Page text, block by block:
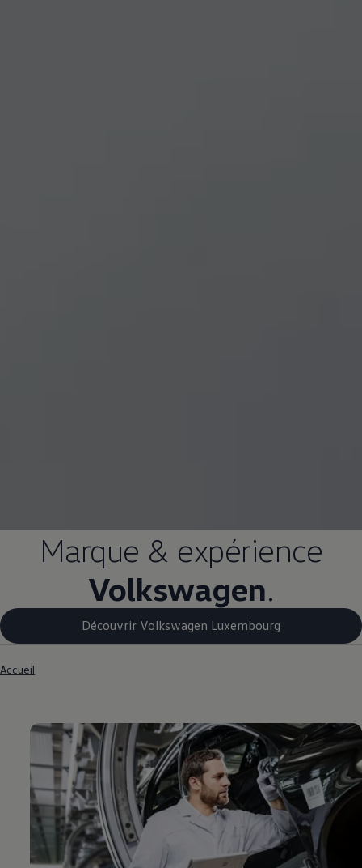
Marque & expérience
Volkswagen.
Découvrir Volkswagen Luxembourg
Accueil